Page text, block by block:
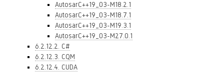
AutosarC++19_03-M18.2.1
AutosarC++19_03-M18.7.1
AutosarC++19_03-M19.3.1
AutosarC++19_03-M27.0.1
6.2.12.2. C#
6.2.12.3. CQM
6.2.12.4. CUDA